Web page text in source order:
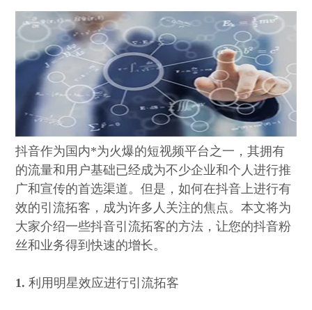
抖音作为国内*为火爆的短视频平台之一，其拥有
的流量和用户基础已经成为不少企业和个人进行推
广和宣传的首选渠道。但是，如何在抖音上进行有
效的引流拓客，成为许多人关注的焦点。本文将为
大家介绍一些抖音引流拓客的方法，让您的抖音粉
丝和业务得到快速的增长。
1.利用明星效应进行引流拓客